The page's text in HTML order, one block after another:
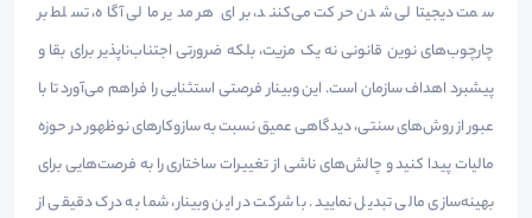
سمت دیجیتالی شدن حرکت می‌کنند، برای هر مدیر مالی آگاه، تسلط بر
چارچوب‌های نوین قانونی نه یک مزیت، بلکه ضرورتی اجتناب‌ناپذیر برای بقا و
پیشبرد اهداف سازمان است. این وبینار فرصتی استثنایی را فراهم می‌آورد تا با
عبور از روش‌های سنتی، دیدگاهی عمیق نسبت به سازوکارهای نوظهور در حوزه
مالیات پیدا کنید و چالش‌های ناشی از تغییرات ساختاری را به فرصت‌هایی برای
بهینه‌سازی مالی تبدیل نمایید. با شرکت در این وبینار، شما به درک دقیقی از